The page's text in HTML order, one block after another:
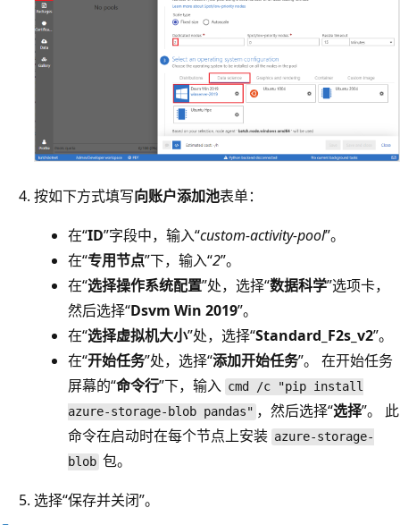
按如下方式填写向账户添加池表单：
在“ID”字段中，输入“custom-activity-pool”。
在“专用节点”下，输入“2”。
在“选择操作系统配置”处，选择“数据科学”选项卡，
然后选择“Dsvm Win 2019”。
在“选择虚拟机大小”处，选择“Standard_F2s_v2”。
在“开始任务”处，选择“添加开始任务”。 在开始任务
屏幕的“命令行”下，输入 cmd /c "pip install
azure-storage-blob pandas" ，然后选择“选择”。 此
命令在启动时在每个节点上安装 azure-storage-
blob 包。
选择“保存并关闭”。